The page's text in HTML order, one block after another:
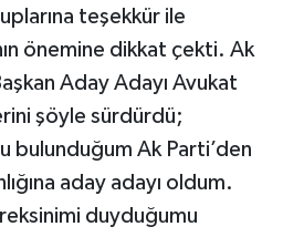
teşekkür ile
önemine dikkat çekti. Ak
Aday Adayı Avukat
şöyle sürdürdü;
bulunduğum Ak Parti’den
aday adayı oldum.
duyduğumu